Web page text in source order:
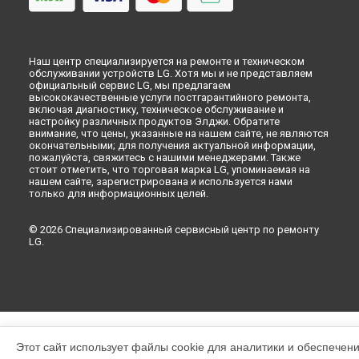
Наш центр специализируется на ремонте и техническом
обслуживании устройств LG. Хотя мы и не представляем
официальный сервис LG, мы предлагаем
высококачественные услуги постгарантийного ремонта,
включая диагностику, техническое обслуживание и
настройку различных продуктов Элджи. Обратите
внимание, что цены, указанные на нашем сайте, не являются
окончательными; для получения актуальной информации,
пожалуйста, свяжитесь с нашими менеджерами. Также
стоит отметить, что торговая марка LG, упоминаемая на
нашем сайте, зарегистрирована и используется нами
только для информационных целей.
© 2026 Специализированный сервисный центр по ремонту
LG.
Этот сайт использует файлы cookie для аналитики и